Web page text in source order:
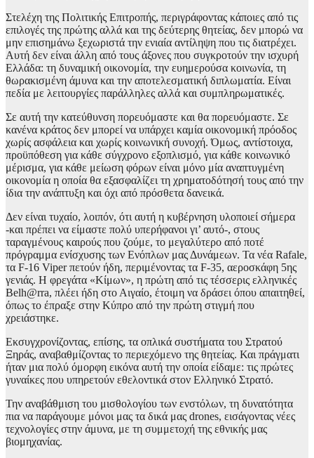
Στελέχη της Πολιτικής Επιτροπής, περιγράφοντας κάποιες από τις
επιλογές της πρώτης αλλά και της δεύτερης θητείας, δεν μπορώ να
μην επισημάνω ξεχωριστά την ενιαία αντίληψη που τις διατρέχει.
Αυτή δεν είναι άλλη από τους άξονες που συγκροτούν την ισχυρή
Ελλάδα: τη δυναμική οικονομία, την ευημερούσα κοινωνία, τη
θωρακισμένη άμυνα και την αποτελεσματική διπλωματία. Είναι
πεδία με λειτουργίες παράλληλες αλλά και συμπληρωματικές.
Σε αυτή την κατεύθυνση πορευόμαστε και θα πορευόμαστε. Σε
κανένα κράτος δεν μπορεί να υπάρχει καμία οικονομική πρόοδος
χωρίς ασφάλεια και χωρίς κοινωνική συνοχή. Όμως, αντίστοιχα,
προϋπόθεση για κάθε σύγχρονο εξοπλισμό, για κάθε κοινωνικό
μέρισμα, για κάθε μείωση φόρων είναι μόνο μία αναπτυγμένη
οικονομία η οποία θα εξασφαλίζει τη χρηματοδότησή τους από την
ίδια την ανάπτυξη και όχι από πρόσθετα δανεικά.
Δεν είναι τυχαίο, λοιπόν, ότι αυτή η κυβέρνηση υλοποιεί σήμερα
-και πρέπει να είμαστε πολύ υπερήφανοι γι’ αυτό-, στους
ταραγμένους καιρούς που ζούμε, το μεγαλύτερο από ποτέ
πρόγραμμα ενίσχυσης των Ενόπλων μας Δυνάμεων. Τα νέα Rafale,
τα F-16 Viper πετούν ήδη, περιμένοντας τα F-35, αεροσκάφη 5ης
γενιάς. Η φρεγάτα «Κίμων», η πρώτη από τις τέσσερις ελληνικές
Belh@rra, πλέει ήδη στο Αιγαίο, έτοιμη να δράσει όπου απαιτηθεί,
όπως το έπραξε στην Κύπρο από την πρώτη στιγμή που
χρειάστηκε.
Εκσυγχρονίζοντας, επίσης, τα οπλικά συστήματα του Στρατού
Ξηράς, αναβαθμίζοντας το περιεχόμενο της θητείας. Και πράγματι
ήταν μια πολύ όμορφη εικόνα αυτή την οποία είδαμε: τις πρώτες
γυναίκες που υπηρετούν εθελοντικά στον Ελληνικό Στρατό.
Την αναβάθμιση του μισθολογίου των ενστόλων, τη δυνατότητα
πια να παράγουμε μόνοι μας τα δικά μας drones, εισάγοντας νέες
τεχνολογίες στην άμυνα, με τη συμμετοχή της εθνικής μας
βιομηχανίας.